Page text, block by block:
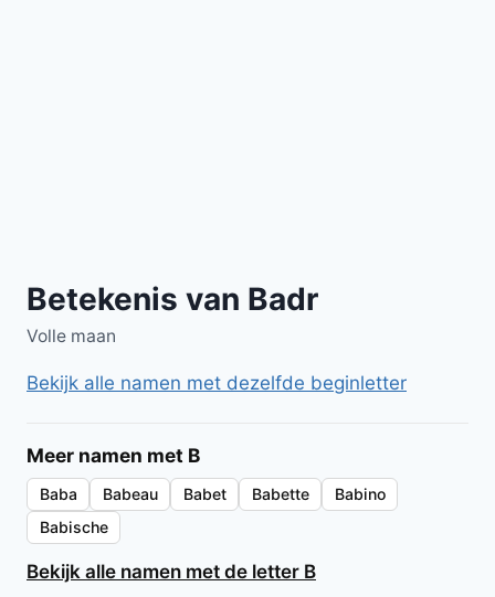
Betekenis van Badr
Volle maan
Bekijk alle namen met dezelfde beginletter
Meer namen met B
Baba Babeau Babet Babette
Babino
Babische
Bekijk alle namen met de letter B